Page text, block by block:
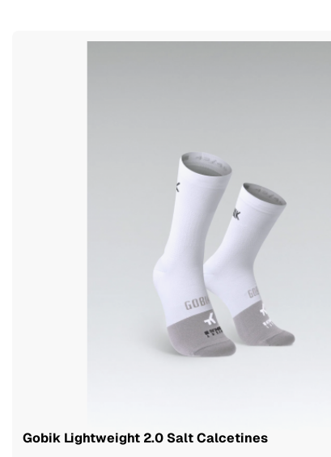
Gobik Lightweight 2.0 Salt Calcetines